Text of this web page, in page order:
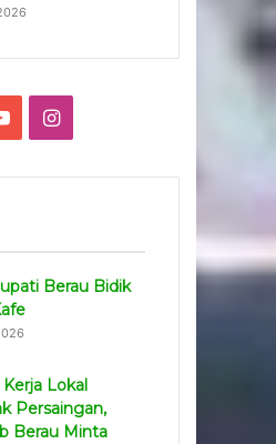
YouTubeInstagram
Berau Bidik
Lokal
Persaingan,
Berau Minta